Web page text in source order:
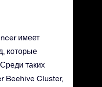
имеет
которые
таких
Beehive Cluster,